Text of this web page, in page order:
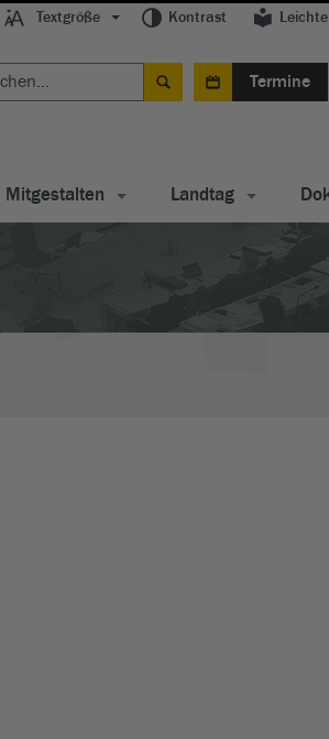
Textgröße Kontrast
Termine
Mitgestalten Landtag